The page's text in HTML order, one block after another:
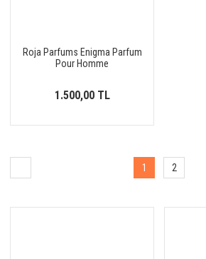
Roja Parfums Enigma Parfum
Pour Homme
1.500,00 TL
1 2